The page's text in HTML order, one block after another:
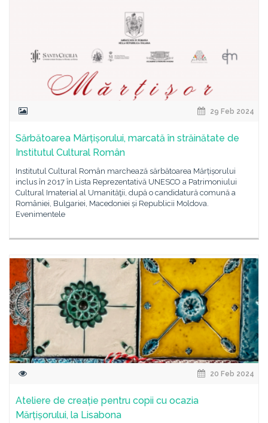
29 Feb 2024
Sărbătoarea Mărțișorului, marcată în străinătate de
Institutul Cultural Român
Institutul Cultural Român marchează sărbătoarea Mărțișorului
inclus în 2017 în Lista Reprezentativă UNESCO a Patrimoniului
Cultural Imaterial al Umanităţii, după o candidatură comună a
României, Bulgariei, Macedoniei și Republicii Moldova.
Evenimentele
20 Feb 2024
Ateliere de creație pentru copii cu ocazia
Mărțișorului, la Lisabona